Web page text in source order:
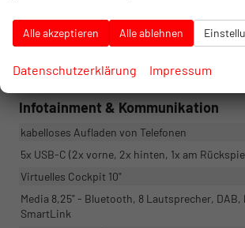
Dekorative Einstiegsleisten
Beheizbares Sport-Multifunktionslederlenkrad
Schaltwippen).
Infotainment & Kommunikation
kabelloses Aufladen von Telefonen
5x USB-C (2x vorne, 2x hinten, 1x am
Virtuelles Cockpit 10"
Media 8,25" - Bluetooth, 8 Lautsprecher, DAB,
SmartLink
Alle akzeptieren Alle ablehnen
Datenschutzerklärung Impressum